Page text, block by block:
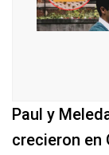
Paul y
crecieron en